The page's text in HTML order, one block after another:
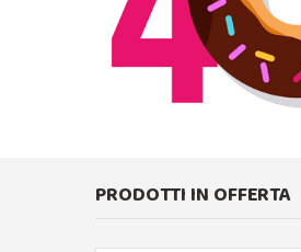
PRODOTTI IN OFFERTA